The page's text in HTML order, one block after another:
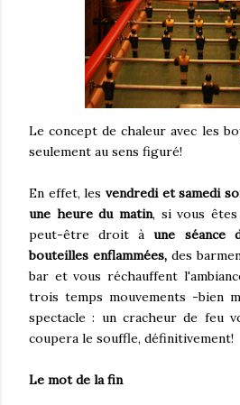
Le concept de chaleur avec les
seulement au sens figuré!
En effet, les vendredi et samedi
une heure du matin, si vous êtes
peut-être droit àune séance
bouteilles enflammées, des
bar et vous réchauffent
trois temps mouvements -bien
spectacle : un cracheur de feu
coupera le souffle, définitivement!
Le mot de la fin